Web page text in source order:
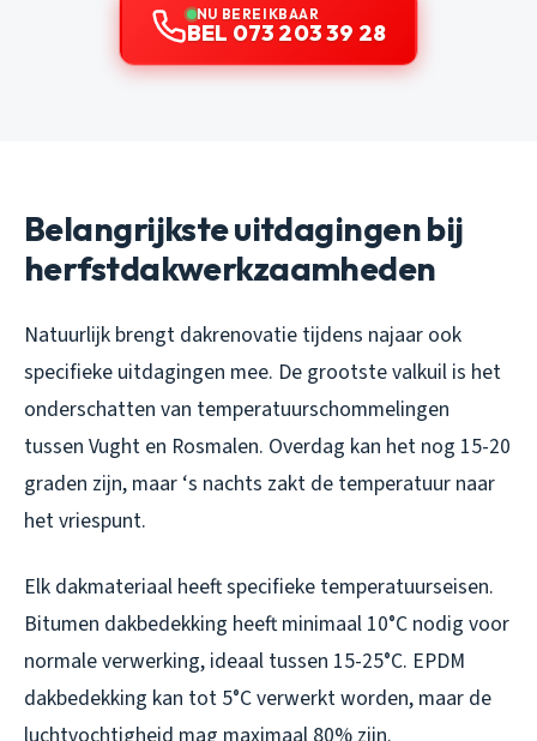
NU BEREIKBAAR
BEL 073 203 39 28
Belangrijkste uitdagingen bij
herfstdakwerkzaamheden
Natuurlijk brengt dakrenovatie tijdens najaar ook
specifieke uitdagingen mee. De grootste valkuil is het
onderschatten van temperatuurschommelingen
tussen Vught en Rosmalen. Overdag kan het nog 15-20
graden zijn, maar ‘s nachts zakt de temperatuur naar
het vriespunt.
Elk dakmateriaal heeft specifieke temperatuurseisen.
Bitumen dakbedekking heeft minimaal 10°C nodig voor
normale verwerking, ideaal tussen 15-25°C. EPDM
dakbedekking kan tot 5°C verwerkt worden, maar de